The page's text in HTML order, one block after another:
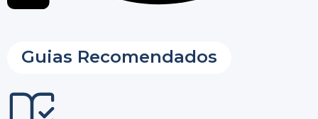
Guias Recomendados